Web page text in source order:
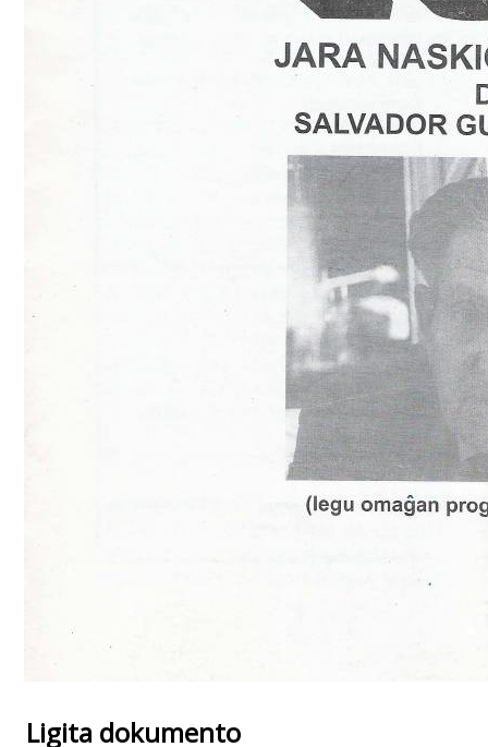
Ligita dokumento